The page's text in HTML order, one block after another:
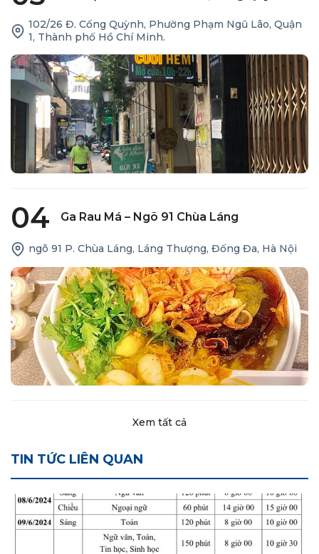
102/26 Đ. Cống Quỳnh, Phường Phạm Ngũ Lão, Quận
1, Thành phố Hồ Chí Minh.
04 Ga Rau Má – Ngõ 91 Chùa Láng
ngõ 91 P. Chùa Láng, Láng Thượng, Đống Đa, Hà Nội
Xem tất cả
TIN TỨC LIÊN QUAN